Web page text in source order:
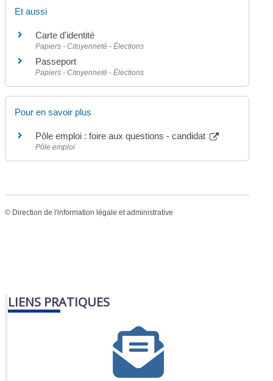
Et aussi
Carte d'identité
Papiers - Citoyenneté - Élections
Passeport
Papiers - Citoyenneté - Élections
Pour en savoir plus
Pôle emploi : foire aux questions - candidat
Pôle emploi
© Direction de l'information légale et administrative
LIENS PRATIQUES